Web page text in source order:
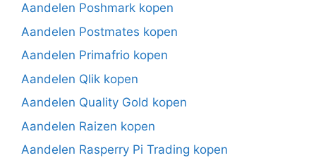
Aandelen Poshmark kopen
Aandelen Postmates kopen
Aandelen Primafrio kopen
Aandelen Qlik kopen
Aandelen Quality Gold kopen
Aandelen Raizen kopen
Aandelen Rasperry Pi Trading kopen